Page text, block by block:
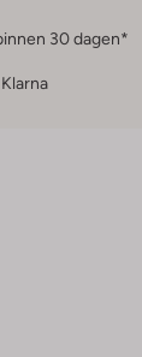
30 dagen*